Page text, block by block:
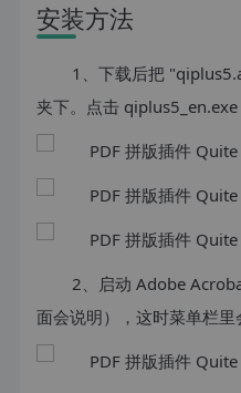
安装方法
1、下载后把
夹下。点击
2、启动 Adobe
面会说明），这时菜单栏